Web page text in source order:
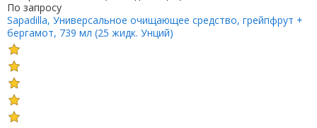
По запросу
Sapadilla, Универсальное очищающее средство, грейпфрут +
бергамот, 739 мл (25 жидк. Унций)